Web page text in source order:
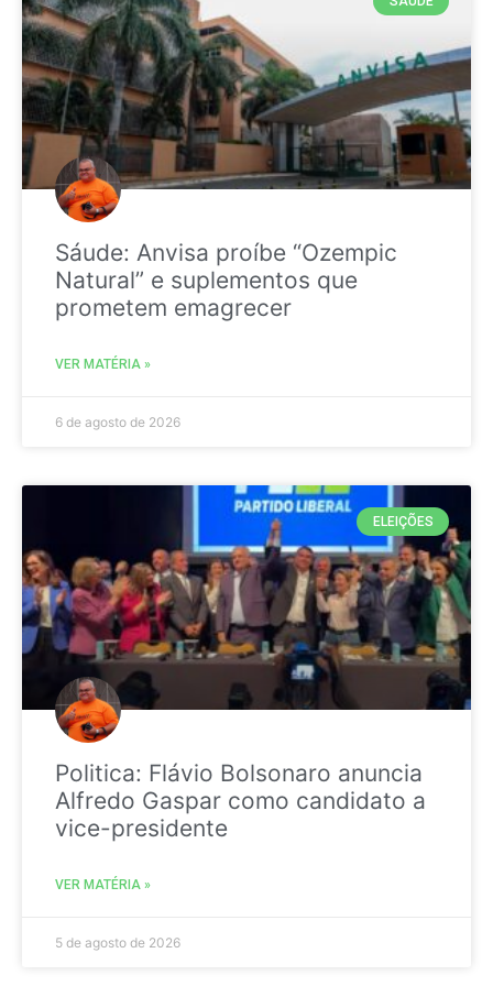
Sáude: Anvisa proíbe “Ozempic
Natural” e suplementos que
prometem emagrecer
VER MATÉRIA »
6 de agosto de 2026
ELEIÇÕES
Politica: Flávio Bolsonaro anuncia
Alfredo Gaspar como candidato a
vice-presidente
VER MATÉRIA »
5 de agosto de 2026